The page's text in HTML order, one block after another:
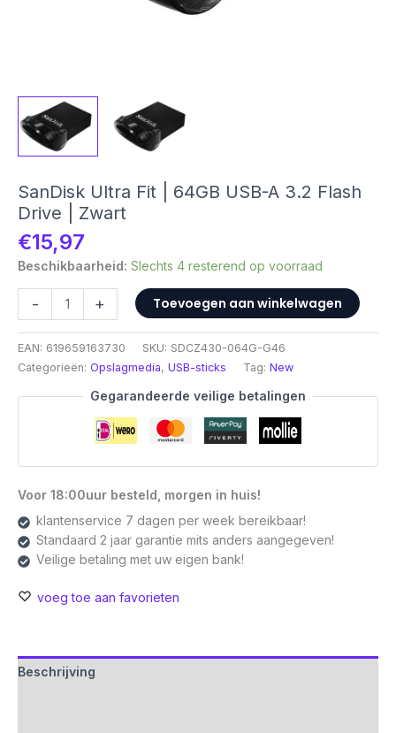
SanDisk Ultra Fit | 64GB USB-A 3.2 Flash
Drive | Zwart
€15,97
Beschikbaarheid: Slechts 4 resterend op voorraad
-
Ultra
Fit
|
64GB
USB-
Drive
|
aantal
+ Toevoegen aan winkelwagen
EAN: 619659163730 SKU: SDCZ430-064G-G46
Categorieën: Opslagmedia, USB-sticks Tag: New
Gegarandeerde veilige betalingen
Voor 18:00uur besteld, morgen in huis!
klantenservice 7 dagen per week bereikbaar!
Standaard 2 jaar garantie mits anders aangegeven!
Veilige betaling met uw eigen bank!
voeg toe aan favorieten
Beschrijving